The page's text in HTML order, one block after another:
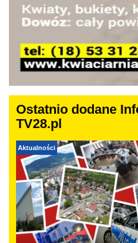
Ostatnio dodane
TV28.pl
Aktualności